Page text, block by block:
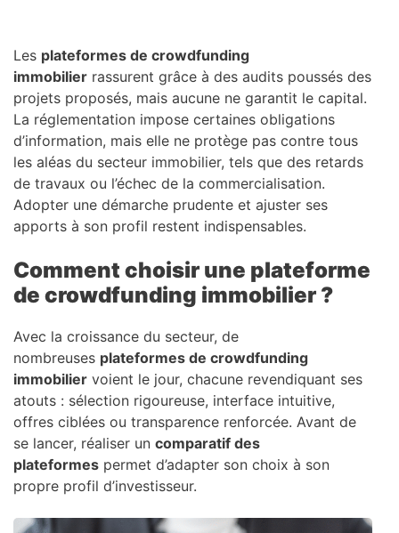
Les plateformes de crowdfunding
immobilier rassurent grâce à des audits poussés des
projets proposés, mais aucune ne garantit le capital.
La réglementation impose certaines obligations
d’information, mais elle ne protège pas contre tous
les aléas du secteur immobilier, tels que des retards
de travaux ou l’échec de la commercialisation.
Adopter une démarche prudente et ajuster ses
apports à son profil restent indispensables.
Comment choisir une plateforme
de crowdfunding immobilier ?
Avec la croissance du secteur, de
nombreuses plateformes de crowdfunding
immobilier voient le jour, chacune revendiquant ses
atouts : sélection rigoureuse, interface intuitive,
offres ciblées ou transparence renforcée. Avant de
se lancer, réaliser un comparatif des
plateformes permet d’adapter son choix à son
propre profil d’investisseur.